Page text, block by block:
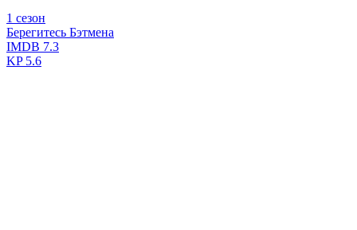
1 сезон
Берегитесь Бэтмена
IMDB 7.3
KP5.6